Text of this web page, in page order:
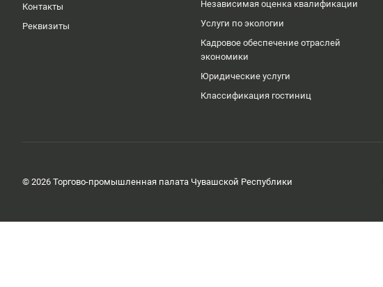
Контакты
Реквизиты
Независимая оценка квалификации
Услуги по экологии
Кадровое обеспечение отраслей
экономики
Юридические услуги
Классификация гостиниц
© 2026 Торгово-промышленная палата Чувашской Республики